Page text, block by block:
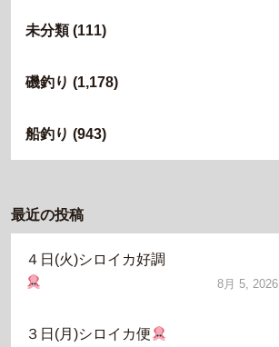
未分類(111)
磯釣り (1,178)
船釣り (943)
最近の投稿
４日(火)シロイカ好調
8月 5, 2026
３日(月)シロイカ便